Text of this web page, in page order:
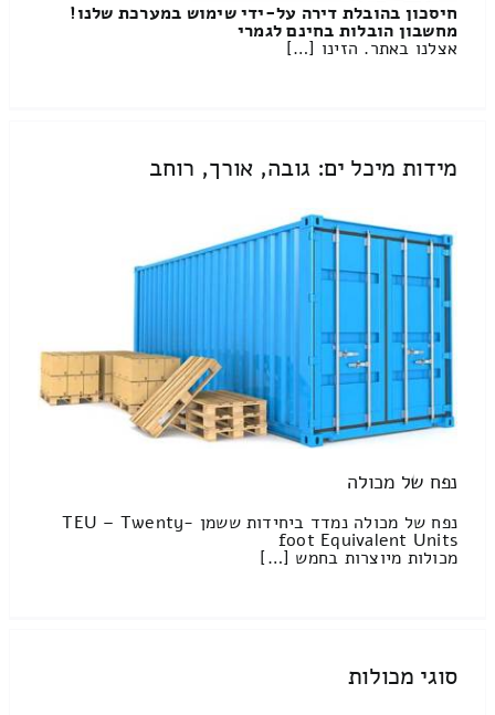
חיסכון בהובלת דירה על-ידי שימוש במערכת שלנו!
מחשבון הובלות בחינם לגמרי
אצלנו באתר. הזינו […]
מידות מיכל ים: גובה, אורך, רוחב
נפח של מכולה
נפח של מכולה נמדד ביחידות ששמן TEU – Twenty-
foot Equivalent Units
מכולות מיוצרות בחמש […]
סוגי מכולות